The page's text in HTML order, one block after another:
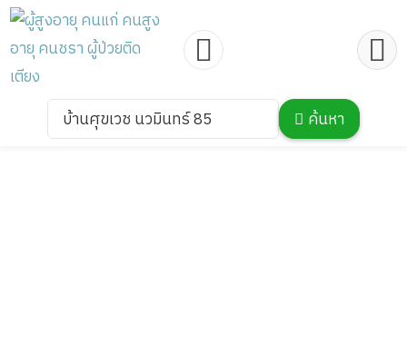
บ้านศุขเวช นวมินทร์ 85 ค้นหา